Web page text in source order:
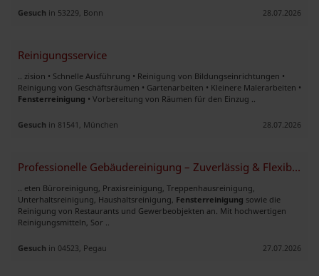
Gesuch in 53229, Bonn 28.07.2026
Reinigungsservice
.. zision • Schnelle Ausführung • Reinigung von Bildungseinrichtungen •
Reinigung von Geschäftsräumen • Gartenarbeiten • Kleinere Malerarbeiten •
Fensterreinigung • Vorbereitung von Räumen für den Einzug ..
Gesuch in 81541, München 28.07.2026
Professionelle Gebäudereinigung – Zuverlässig & Flexibel Reinigungsser
.. eten Büroreinigung, Praxisreinigung, Treppenhausreinigung,
Unterhaltsreinigung, Haushaltsreinigung, Fensterreinigung sowie die
Reinigung von Restaurants und Gewerbeobjekten an. Mit hochwertigen
Reinigungsmitteln, Sor ..
Gesuch in 04523, Pegau 27.07.2026